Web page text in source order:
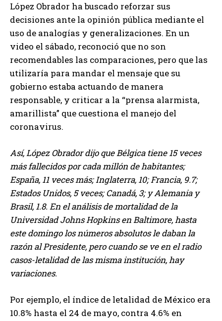
López Obrador ha buscado reforzar sus
decisiones ante la opinión pública mediante el
uso de analogías y generalizaciones. En un
video el sábado, reconoció que no son
recomendables las comparaciones, pero que las
utilizaría para mandar el mensaje que su
gobierno estaba actuando de manera
responsable, y criticar a la “prensa alarmista,
amarillista” que cuestiona el manejo del
coronavirus.
Así, López Obrador dijo que Bélgica tiene 15 veces
más fallecidos por cada millón de habitantes;
España, 11 veces más; Inglaterra, 10; Francia, 9.7;
Estados Unidos, 5 veces; Canadá, 3; y Alemania y
Brasil, 1.8. En el análisis de mortalidad de la
Universidad Johns Hopkins en Baltimore, hasta
este domingo los números absolutos le daban la
razón al Presidente, pero cuando se ve en el radio
casos-letalidad de las misma institución, hay
variaciones.
Por ejemplo, el índice de letalidad de México era
10.8% hasta el 24 de mayo, contra 4.6% en